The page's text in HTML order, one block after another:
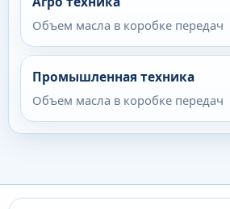
Объем масла в коробке передач
Промышленная техника
Объем масла в коробке передач